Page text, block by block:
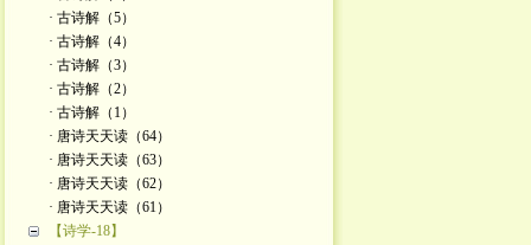
· 古诗解（5）
· 古诗解（4）
· 古诗解（3）
· 古诗解（2）
· 古诗解（1）
· 唐诗天天读（64）
· 唐诗天天读（63）
· 唐诗天天读（62）
· 唐诗天天读（61）
【诗学-18】